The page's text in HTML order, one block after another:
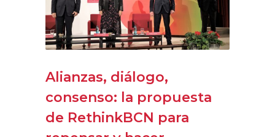
Alianzas, diálogo,
consenso: la propuesta
de RethinkBCN para